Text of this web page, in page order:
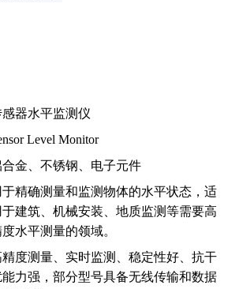
感器水平监测仪
Level Monitor
合金、不锈钢、电子元件
于精确测量和监测物体的水平状态，适
于建筑、机械安装、地质监测等需要高
水平测量的领域。
精度测量、实时监测、稳定性好、抗干
能力强，部分型号具备无线传输和数据